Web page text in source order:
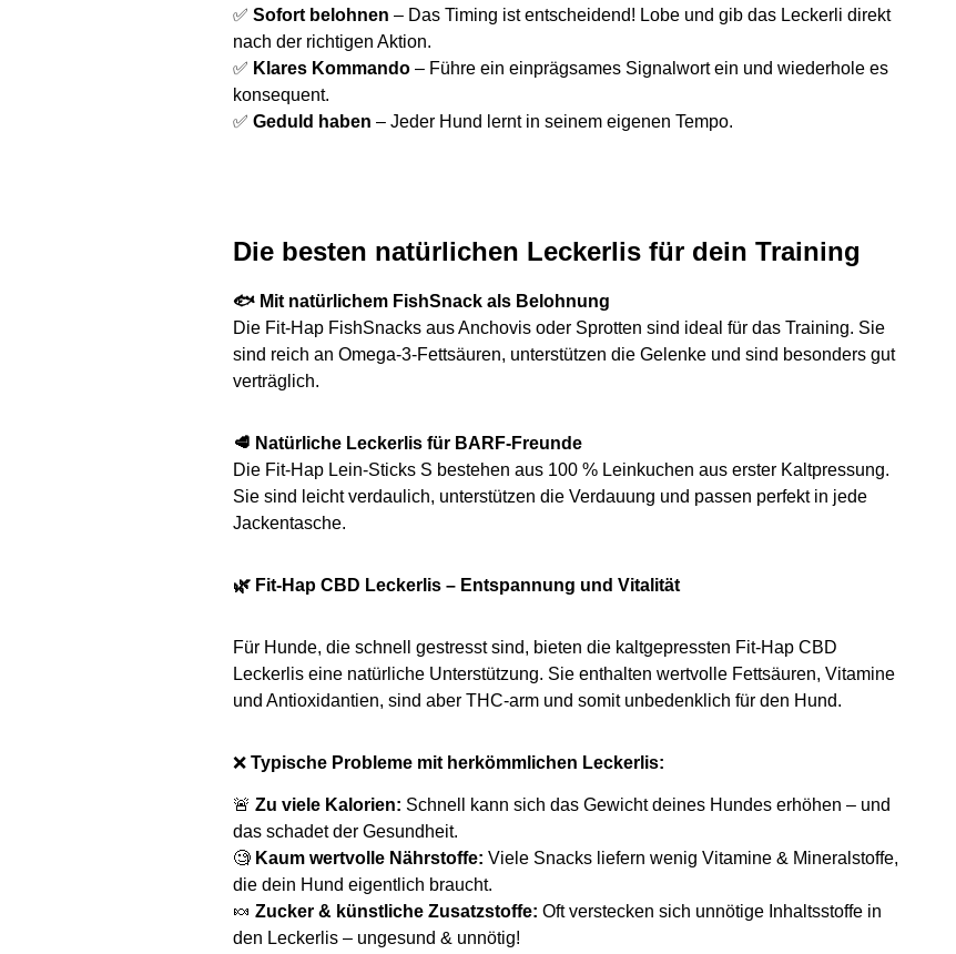
✅ Sofort belohnen – Das Timing ist entscheidend! Lobe und gib das Leckerli direkt
nach der richtigen Aktion.
✅ Klares Kommando – Führe ein einprägsames Signalwort ein und wiederhole es
konsequent.
✅ Geduld haben – Jeder Hund lernt in seinem eigenen Tempo.
Die besten natürlichen Leckerlis für dein Training
🐟 Mit natürlichem FishSnack als Belohnung
Die Fit-Hap FishSnacks aus Anchovis oder Sprotten sind ideal für das Training. Sie
sind reich an Omega-3-Fettsäuren, unterstützen die Gelenke und sind besonders gut
verträglich.
🥩 Natürliche Leckerlis für BARF-Freunde
Die Fit-Hap Lein-Sticks S bestehen aus 100 % Leinkuchen aus erster Kaltpressung.
Sie sind leicht verdaulich, unterstützen die Verdauung und passen perfekt in jede
Jackentasche.
🌿 Fit-Hap CBD Leckerlis – Entspannung und Vitalität
Für Hunde, die schnell gestresst sind, bieten die kaltgepressten Fit-Hap CBD
Leckerlis eine natürliche Unterstützung. Sie enthalten wertvolle Fettsäuren, Vitamine
und Antioxidantien, sind aber THC-arm und somit unbedenklich für den Hund.
❌ Typische Probleme mit herkömmlichen Leckerlis:
🚨 Zu viele Kalorien: Schnell kann sich das Gewicht deines Hundes erhöhen – und
das schadet der Gesundheit.
🧐 Kaum wertvolle Nährstoffe: Viele Snacks liefern wenig Vitamine & Mineralstoffe,
die dein Hund eigentlich braucht.
🍬 Zucker & künstliche Zusatzstoffe: Oft verstecken sich unnötige Inhaltsstoffe in
den Leckerlis – ungesund & unnötig!